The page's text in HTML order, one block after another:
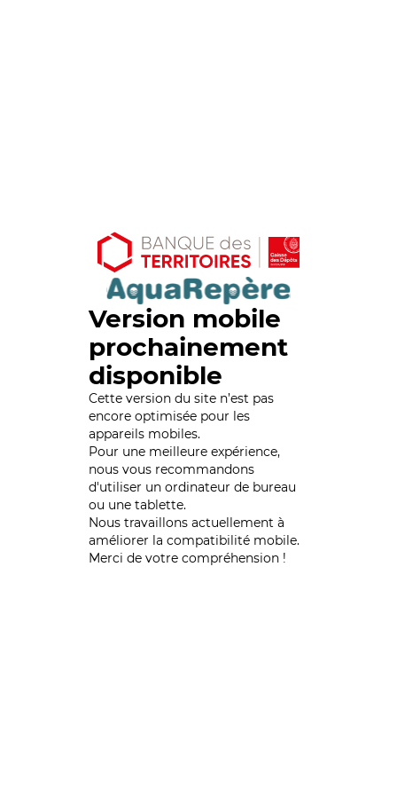
Version mobile
prochainement
disponible
Cette version du site n’est pas
encore optimisée pour les
appareils mobiles.
Pour une meilleure expérience,
nous vous recommandons
d'utiliser un ordinateur de bureau
ou une tablette.
Nous travaillons actuellement à
améliorer la compatibilité mobile.
Merci de votre compréhension !